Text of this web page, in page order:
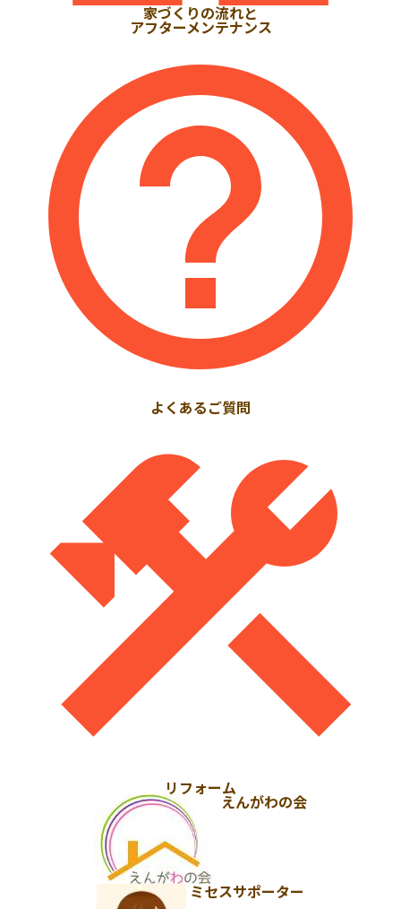
家づくりの流れと
アフターメンテナンス
よくあるご質問
リフォーム
えんがわの会
ミセスサポーター